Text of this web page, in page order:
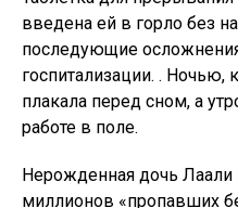
женщинам более низкое
обществах», — говорит
гендерным вопросам и
Делийского
девочки покидают свою
после замужества,
на воспитание девочки
обязательством, а